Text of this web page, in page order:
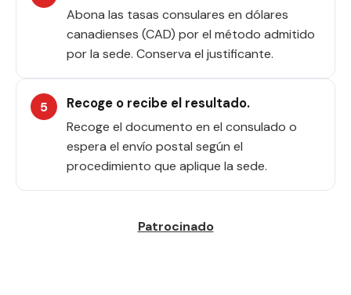
Abona las tasas consulares en dólares
canadienses (CAD) por el método admitido
por la sede. Conserva el justificante.
Recoge o recibe el resultado.
Recoge el documento en el consulado o
espera el envío postal según el
procedimiento que aplique la sede.